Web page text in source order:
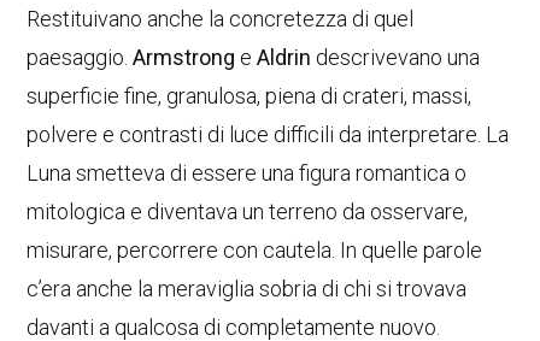
Restituivano anche la concretezza di quel
paesaggio.Armstrong eAldrin descrivevano una
superficie fine, granulosa, piena di crateri, massi,
polvere e contrasti di luce difficili da interpretare. La
Luna smetteva di essere una figura romantica o
mitologica e diventava un terreno da osservare,
misurare, percorrere con cautela. In quelle parole
c’era anche la meraviglia sobria di chi si trovava
davanti a qualcosa di completamente nuovo.